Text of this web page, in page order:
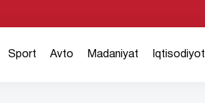
Sport Avto Madaniyat Iqtisodiyot